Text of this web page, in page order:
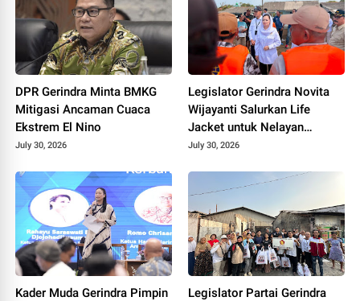
DPR Gerindra Minta BMKG
Mitigasi Ancaman Cuaca
Ekstrem El Nino
July 30, 2026
Legislator Gerindra Novita
Wijayanti Salurkan Life
Jacket untuk Nelayan
Cilacap, Tegaskan
Harus Jadi Prioritas
July 30, 2026
Kader Muda Gerindra Pimpin
Legislator Partai Gerindra